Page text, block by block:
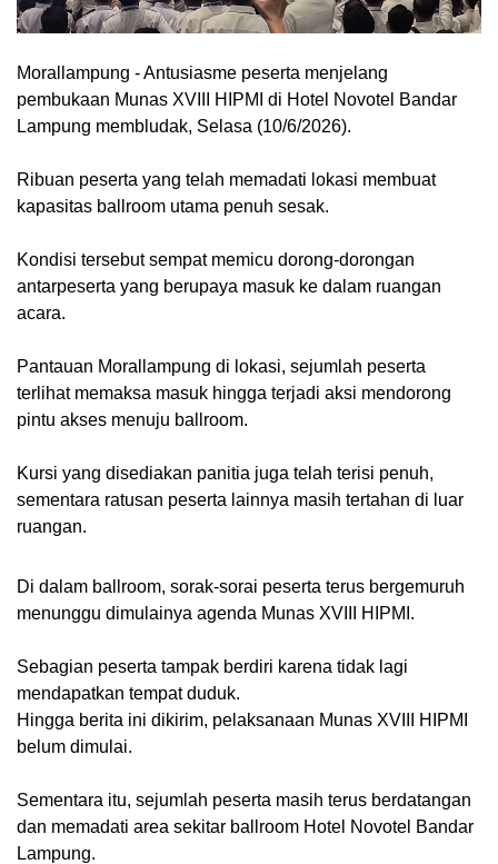
Morallampung - Antusiasme peserta menjelang
pembukaan Munas XVIII HIPMI di Hotel Novotel Bandar
Lampung membludak, Selasa (10/6/2026).
Ribuan peserta yang telah memadati lokasi membuat
kapasitas ballroom utama penuh sesak.
Kondisi tersebut sempat memicu dorong-dorongan
antarpeserta yang berupaya masuk ke dalam ruangan
acara.
Pantauan Morallampung di lokasi, sejumlah peserta
terlihat memaksa masuk hingga terjadi aksi mendorong
pintu akses menuju ballroom.
Kursi yang disediakan panitia juga telah terisi penuh,
sementara ratusan peserta lainnya masih tertahan di luar
ruangan.
Di dalam ballroom, sorak-sorai peserta terus bergemuruh
menunggu dimulainya agenda Munas XVIII HIPMI.
Sebagian peserta tampak berdiri karena tidak lagi
mendapatkan tempat duduk.
Hingga berita ini dikirim, pelaksanaan Munas XVIII HIPMI
belum dimulai.
Sementara itu, sejumlah peserta masih terus berdatangan
dan memadati area sekitar ballroom Hotel Novotel Bandar
Lampung.